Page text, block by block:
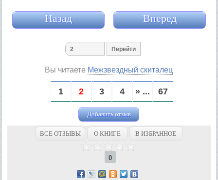
Назад Вперед
Вы читаете Межзвездный скиталец
1 2 3 4 » ... 67
Добавить отзыв
ВСЕ ОТЗЫВЫ О КНИГЕ В ИЗБРАННОЕ
0